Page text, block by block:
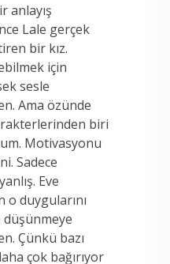
anlayış
Lale gerçek
bir kız.
için
sesle
Ama özünde
biri
Motivasyonu
Sadece
Eve
duygularını
düşünmeye
Çünkü bazı
çok bağırıyor